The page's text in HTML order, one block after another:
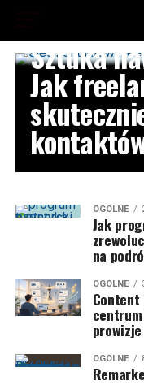
Sztuka
Jak
OGÓLNE
Jak
na
OGÓLNE
prowizje
OGÓLNE